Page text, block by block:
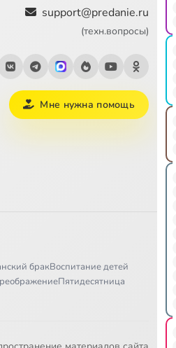
support@predanie.ru
(техн.вопросы)
Мне нужна помощь
бракВоспитание детей
Пятидесятница